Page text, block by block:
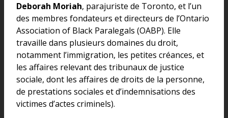
Deborah Moriah, parajuriste de Toronto, et l’un
des membres fondateurs et directeurs de l’Ontario
Association of Black Paralegals (OABP). Elle
travaille dans plusieurs domaines du droit,
notamment l’immigration, les petites créances, et
les affaires relevant des tribunaux de justice
sociale, dont les affaires de droits de la personne,
de prestations sociales et d’indemnisations des
victimes d’actes criminels).